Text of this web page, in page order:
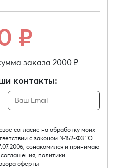
₽
заказа 2000 ₽
контакты:
согласие на обработку моих
с законом №152-Ф3 “О
ознакомился и принимаю
политики
оферты